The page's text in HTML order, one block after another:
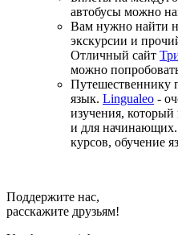
автобусы можно
Вам нужно найти
экскурсии и
Отличный сайт
можно
Путешественнику
язык. Lingualeo -
изучения,
и для
курсов, обучение
Поддержите нас,
расскажите друзьям!